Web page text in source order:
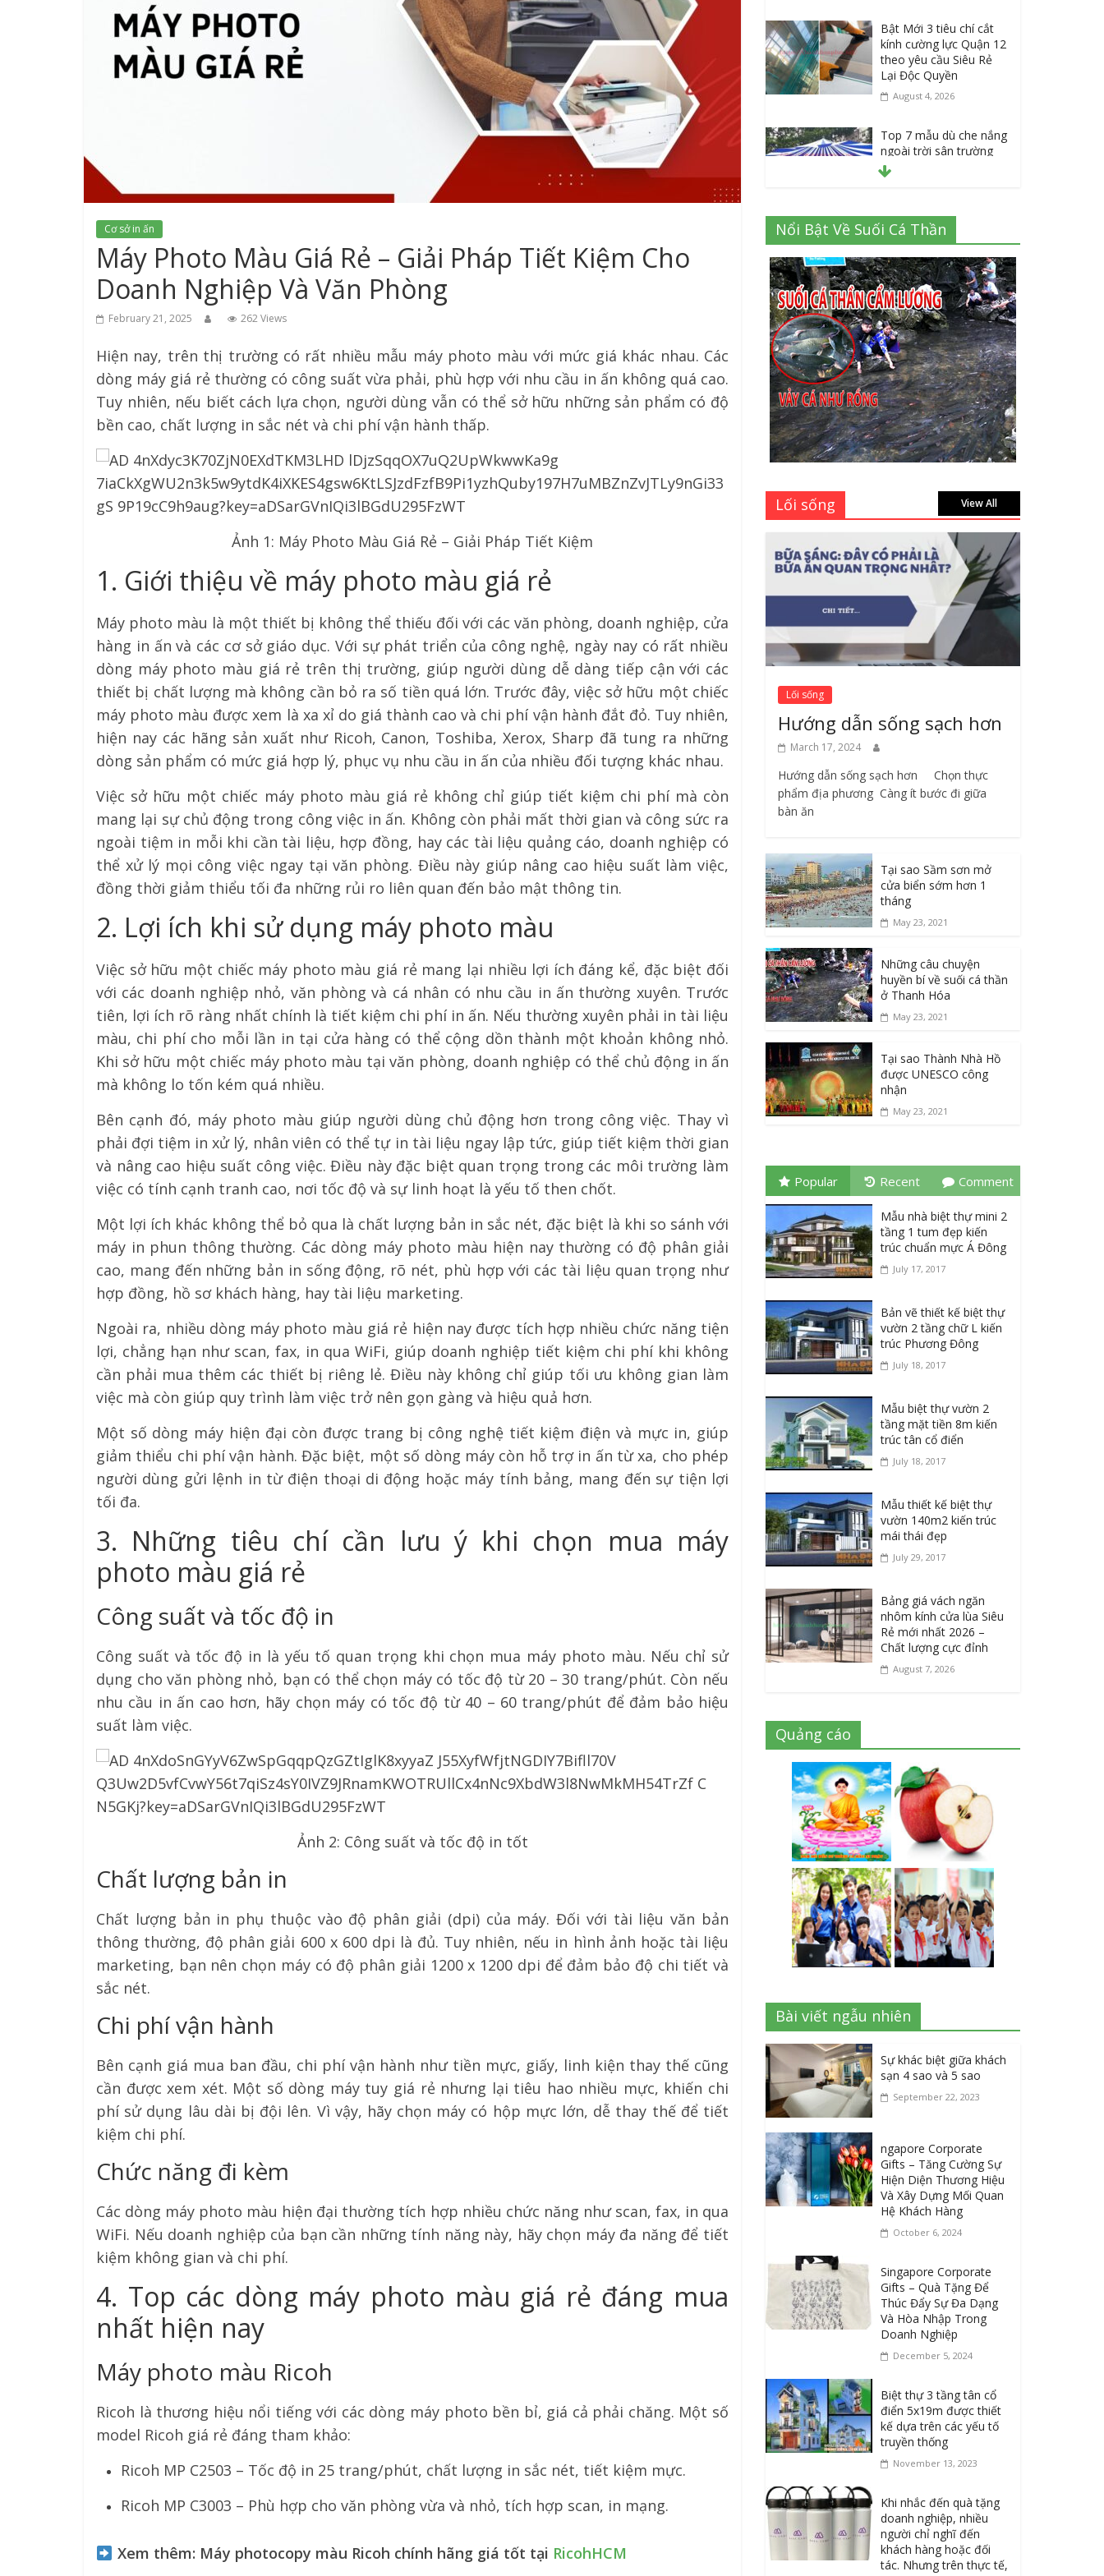
Cơ sở in ấn
Máy Photo Màu Giá Rẻ – Giải Pháp Tiết Kiệm Cho
Doanh Nghiệp Và Văn Phòng
February 21, 2025 262 Views
Hiện nay, trên thị trường có rất nhiều mẫu máy photo màu với mức giá khác nhau. Các
dòng máy giá rẻ thường có công suất vừa phải, phù hợp với nhu cầu in ấn không quá cao.
Tuy nhiên, nếu biết cách lựa chọn, người dùng vẫn có thể sở hữu những sản phẩm có độ
bền cao, chất lượng in sắc nét và chi phí vận hành thấp.
Ảnh 1: Máy Photo Màu Giá Rẻ – Giải Pháp Tiết Kiệm
1. Giới thiệu về máy photo màu giá rẻ
Máy photo màu là một thiết bị không thể thiếu đối với các văn phòng, doanh nghiệp, cửa
hàng in ấn và các cơ sở giáo dục. Với sự phát triển của công nghệ, ngày nay có rất nhiều
dòng máy photo màu giá rẻ trên thị trường, giúp người dùng dễ dàng tiếp cận với các
thiết bị chất lượng mà không cần bỏ ra số tiền quá lớn. Trước đây, việc sở hữu một chiếc
máy photo màu được xem là xa xỉ do giá thành cao và chi phí vận hành đắt đỏ. Tuy nhiên,
hiện nay các hãng sản xuất như Ricoh, Canon, Toshiba, Xerox, Sharp đã tung ra những
dòng sản phẩm có mức giá hợp lý, phục vụ nhu cầu in ấn của nhiều đối tượng khác nhau.
Việc sở hữu một chiếc máy photo màu giá rẻ không chỉ giúp tiết kiệm chi phí mà còn
mang lại sự chủ động trong công việc in ấn. Không còn phải mất thời gian và công sức ra
ngoài tiệm in mỗi khi cần tài liệu, hợp đồng, hay các tài liệu quảng cáo, doanh nghiệp có
thể xử lý mọi công việc ngay tại văn phòng. Điều này giúp nâng cao hiệu suất làm việc,
đồng thời giảm thiểu tối đa những rủi ro liên quan đến bảo mật thông tin.
2. Lợi ích khi sử dụng máy photo màu
Việc sở hữu một chiếc máy photo màu giá rẻ mang lại nhiều lợi ích đáng kể, đặc biệt đối
với các doanh nghiệp nhỏ, văn phòng và cá nhân có nhu cầu in ấn thường xuyên. Trước
tiên, lợi ích rõ ràng nhất chính là tiết kiệm chi phí in ấn. Nếu thường xuyên phải in tài liệu
màu, chi phí cho mỗi lần in tại cửa hàng có thể cộng dồn thành một khoản không nhỏ.
Khi sở hữu một chiếc máy photo màu tại văn phòng, doanh nghiệp có thể chủ động in ấn
mà không lo tốn kém quá nhiều.
Bên cạnh đó, máy photo màu giúp người dùng chủ động hơn trong công việc. Thay vì
phải đợi tiệm in xử lý, nhân viên có thể tự in tài liệu ngay lập tức, giúp tiết kiệm thời gian
và nâng cao hiệu suất công việc. Điều này đặc biệt quan trọng trong các môi trường làm
việc có tính cạnh tranh cao, nơi tốc độ và sự linh hoạt là yếu tố then chốt.
Một lợi ích khác không thể bỏ qua là chất lượng bản in sắc nét, đặc biệt là khi so sánh với
máy in phun thông thường. Các dòng máy photo màu hiện nay thường có độ phân giải
cao, mang đến những bản in sống động, rõ nét, phù hợp với các tài liệu quan trọng như
hợp đồng, hồ sơ khách hàng, hay tài liệu marketing.
Ngoài ra, nhiều dòng máy photo màu giá rẻ hiện nay được tích hợp nhiều chức năng tiện
lợi, chẳng hạn như scan, fax, in qua WiFi, giúp doanh nghiệp tiết kiệm chi phí khi không
cần phải mua thêm các thiết bị riêng lẻ. Điều này không chỉ giúp tối ưu không gian làm
việc mà còn giúp quy trình làm việc trở nên gọn gàng và hiệu quả hơn.
Một số dòng máy hiện đại còn được trang bị công nghệ tiết kiệm điện và mực in, giúp
giảm thiểu chi phí vận hành. Đặc biệt, một số dòng máy còn hỗ trợ in ấn từ xa, cho phép
người dùng gửi lệnh in từ điện thoại di động hoặc máy tính bảng, mang đến sự tiện lợi
tối đa.
3. Những tiêu chí cần lưu ý khi chọn mua máy
photo màu giá rẻ
Công suất và tốc độ in
Công suất và tốc độ in là yếu tố quan trọng khi chọn mua máy photo màu. Nếu chỉ sử
dụng cho văn phòng nhỏ, bạn có thể chọn máy có tốc độ từ 20 – 30 trang/phút. Còn nếu
nhu cầu in ấn cao hơn, hãy chọn máy có tốc độ từ 40 – 60 trang/phút để đảm bảo hiệu
suất làm việc.
Ảnh 2: Công suất và tốc độ in tốt
Chất lượng bản in
Chất lượng bản in phụ thuộc vào độ phân giải (dpi) của máy. Đối với tài liệu văn bản
thông thường, độ phân giải 600 x 600 dpi là đủ. Tuy nhiên, nếu in hình ảnh hoặc tài liệu
marketing, bạn nên chọn máy có độ phân giải 1200 x 1200 dpi để đảm bảo độ chi tiết và
sắc nét.
Chi phí vận hành
Bên cạnh giá mua ban đầu, chi phí vận hành như tiền mực, giấy, linh kiện thay thế cũng
cần được xem xét. Một số dòng máy tuy giá rẻ nhưng lại tiêu hao nhiều mực, khiến chi
phí sử dụng lâu dài bị đội lên. Vì vậy, hãy chọn máy có hộp mực lớn, dễ thay thế để tiết
kiệm chi phí.
Chức năng đi kèm
Các dòng máy photo màu hiện đại thường tích hợp nhiều chức năng như scan, fax, in qua
WiFi. Nếu doanh nghiệp của bạn cần những tính năng này, hãy chọn máy đa năng để tiết
kiệm không gian và chi phí.
4. Top các dòng máy photo màu giá rẻ đáng mua
nhất hiện nay
Máy photo màu Ricoh
Ricoh là thương hiệu nổi tiếng với các dòng máy photo bền bỉ, giá cả phải chăng. Một số
model Ricoh giá rẻ đáng tham khảo:
Ricoh MP C2503 – Tốc độ in 25 trang/phút, chất lượng in sắc nét, tiết kiệm mực.
Ricoh MP C3003 – Phù hợp cho văn phòng vừa và nhỏ, tích hợp scan, in mạng.
Xem thêm: Máy photocopy màu Ricoh chính hãng giá tốt tại RicohHCM
Bật Mới 3 tiêu chí cắt
kính cường lực Quận 12
theo yêu cầu Siêu Rẻ
Lại Độc Quyền
August 4, 2026
Top 7 mẫu dù che nắng
ngoài trời sân trường
siêu bền được các
trường sử dụng nhiều
July 20, 2026
Danh sách 8 đại lý bán
tập vở học sinh giá sỉ
tại Tphcm uy tín được
đánh giá High
July 16, 2026
Cập nhật mới nhất: Vở
học sinh 96 trang giá
bao nhiêu tại 3 đại lý
lớn có tiếng ở Tphcm
hiện nay?
July 9, 2026
nhôm kính cửa lùa Siêu
Rẻ mới nhất 2026 –
Chất lượng cực đỉnh
August 7, 2026
Nổi Bật Về Suối Cá Thần
Lối sống View All
Lối sống
Hướng dẫn sống sạch hơn
March 17, 2024
Hướng dẫn sống sạch hơn Chọn thực
phẩm địa phương ​ Càng ít bước đi giữa
bàn ăn
Tại sao Sầm sơn mở
cửa biển sớm hơn 1
tháng
May 23, 2021
Những câu chuyện
huyền bí về suối cá thần
ở Thanh Hóa
May 23, 2021
Tại sao Thành Nhà Hồ
được UNESCO công
nhận
May 23, 2021
Popular Recent Comment
Mẫu nhà biệt thự mini 2
tầng 1 tum đẹp kiến
trúc chuẩn mực Á Đông
July 17, 2017
Bản vẽ thiết kế biệt thự
vườn 2 tầng chữ L kiến
trúc Phương Đông
July 18, 2017
Mẫu biệt thự vườn 2
tầng mặt tiền 8m kiến
trúc tân cổ điển
July 18, 2017
Mẫu thiết kế biệt thự
vườn 140m2 kiến trúc
mái thái đẹp
July 29, 2017
Bảng giá vách ngăn
nhôm kính cửa lùa Siêu
Rẻ mới nhất 2026 –
Chất lượng cực đỉnh
August 7, 2026
Quảng cáo
Bài viết ngẫu nhiên
Sự khác biệt giữa khách
sạn 4 sao và 5 sao
September 22, 2023
ngapore Corporate
Gifts – Tăng Cường Sự
Hiện Diện Thương Hiệu
Và Xây Dựng Mối Quan
Hệ Khách Hàng
October 6, 2024
Singapore Corporate
Gifts – Quà Tặng Để
Thúc Đẩy Sự Đa Dạng
Và Hòa Nhập Trong
Doanh Nghiệp
December 5, 2024
Biệt thự 3 tầng tân cổ
điển 5x19m được thiết
kế dựa trên các yếu tố
truyền thống
November 13, 2023
Khi nhắc đến quà tặng
doanh nghiệp, nhiều
người chỉ nghĩ đến
khách hàng hoặc đối
tác. Nhưng trên thực tế,